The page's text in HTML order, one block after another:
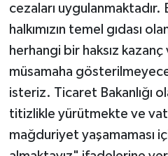
cezaları
halkımızın temel gıdası
herhangi bir haksız kazanç
müsamaha
isteriz. Ticaret Bakanlığı
titizlikle yürütmekte ve
mağduriyet yaşamaması